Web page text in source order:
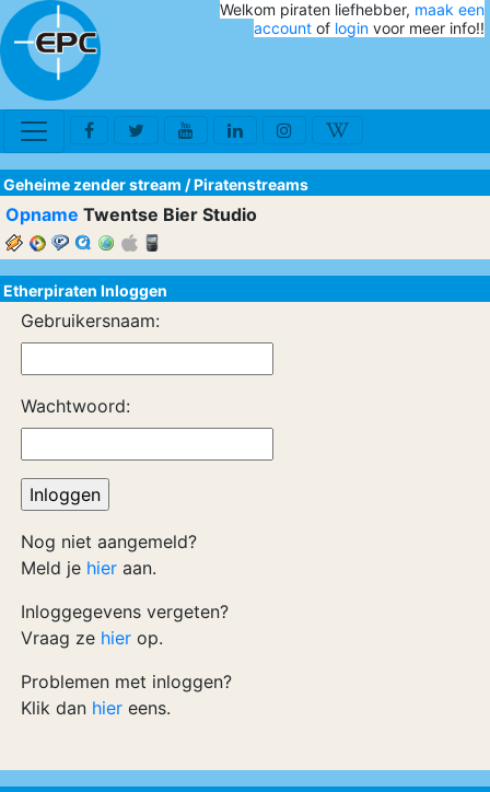
Welkom piraten liefhebber, maak een
account of login voor meer info!!
Geheime zender stream /Piratenstreams
Opname Twentse Bier Studio
Etherpiraten Inloggen
Gebruikersnaam:
Wachtwoord:
Nog niet aangemeld?
Meld je hier aan.
Inloggegevens vergeten?
Vraag ze hier op.
Problemen met inloggen?
Klik dan hier eens.